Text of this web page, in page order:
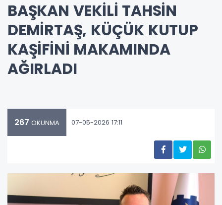
BAŞKAN VEKİLİ TAHSİN
DEMİRTAŞ, KÜÇÜK KUTUP
KAŞİFİNİ MAKAMINDA
AĞIRLADI
267 OKUNMA 07-05-2026 17:11